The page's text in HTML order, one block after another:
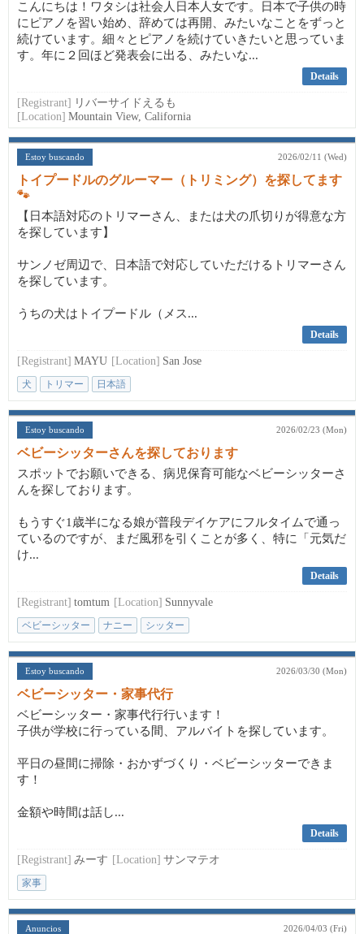
こんにちは！ワタシは社会人日本人女です。日本で子供の時
にピアノを習い始め、辞めては再開、みたいなことをずっと
続けています。細々とピアノを続けていきたいと思っていま
す。年に２回ほど発表会に出る、みたいな...
Details
[Registrant] リバーサイドえるも
[Location] Mountain View, California
Estoy buscando 2026/02/11 (Wed)
トイプードルのグルーマー（トリミング）を探してます
🐾
【日本語対応のトリマーさん、または犬の爪切りが得意な方
を探しています】
サンノゼ周辺で、日本語で対応していただけるトリマーさん
を探しています。
うちの犬はトイプードル（メス...
Details
[Registrant] MAYU [Location] San Jose
犬 トリマー 日本語
Estoy buscando 2026/02/23 (Mon)
ベビーシッターさんを探しております
スポットでお願いできる、病児保育可能なベビーシッターさ
んを探しております。
もうすぐ1歳半になる娘が普段デイケアにフルタイムで通っ
ているのですが、まだ風邪を引くことが多く、特に「元気だ
け...
Details
[Registrant] tomtum [Location] Sunnyvale
ベビーシッター ナニー シッター
Estoy buscando 2026/03/30 (Mon)
ベビーシッター・家事代行
ベビーシッター・家事代行行います！
子供が学校に行っている間、アルバイトを探しています。
平日の昼間に掃除・おかずづくり・ベビーシッターできま
す！
金額や時間は話し...
Details
[Registrant] みーす [Location] サンマテオ
家事
Anuncios 2026/04/03 (Fri)